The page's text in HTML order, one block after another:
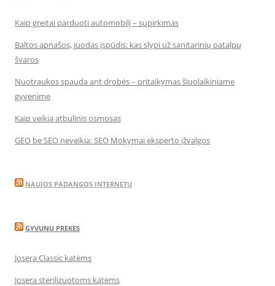
Kaip greitai parduoti automobilį – supirkimas
Baltos apnašos, juodas įspūdis: kas slypi už sanitarinių patalpų
švaros
Nuotraukos spauda ant drobės – pritaikymas šiuolaikiniame
gyvenime
Kaip veikia atbulinis osmosas
GEO be SEO neveikia: SEO Mokymai eksperto įžvalgos
NAUJOS PADANGOS INTERNETU
GYVUNU PREKES
Josera Classic katėms
Josera sterilizuotoms katėms